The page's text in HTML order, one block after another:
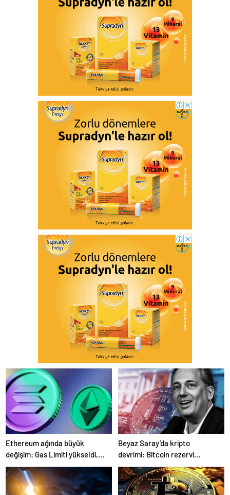
Ethereum ağında büyük
değişim: Gas Limiti yükseldi,
işlem ücretleri düşebilir mi?
Beyaz Saray’da kripto
devrimi: Bitcoin rezervi
gerçek olabilir mi?